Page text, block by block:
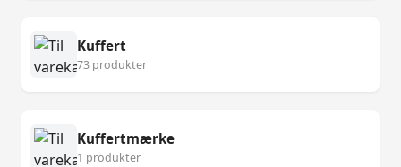
Kuffert
73 produkter
Kuffertmærke
1 produkter